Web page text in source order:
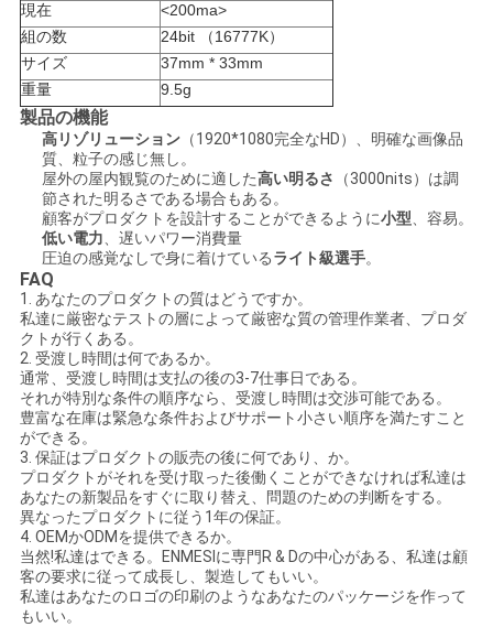
マ
ッ
プ
イ
バ
シ
ー
ポ
リ
シ
ー
現在
<200ma>
組の数
24bit （16777K）
サイズ
37mm * 33mm
重量
9.5g
製品の機能
高リゾリューション（1920*1080完全なHD）、明確な画像品
質、粒子の感じ無し。
屋外の屋内観覧のために適した高い明るさ
（3000nits）は調
節された明るさである場合もある。
顧客がプロダクトを設計することができるように小型、容易。
低い電力、遅いパワー消費量
圧迫の感覚なしで身に着けているライト級選手。
FAQ
1. あなたのプロダクトの質はどうですか。
私達に厳密なテストの層によって厳密な質の管理作業者、プロダ
クトが行くある。
2. 受渡し時間は何であるか。
通常、受渡し時間は支払の後の3-7仕事日である。
それが特別な条件の順序なら、受渡し時間は交渉可能である。
豊富な在庫は緊急な条件およびサポート小さい順序を満たすこと
ができる。
3. 保証はプロダクトの販売の後に何であり、か。
プロダクトがそれを受け取った後働くことができなければ私達は
あなたの新製品をすぐに取り替え、問題のための判断をする。
異なったプロダクトに従う1年の保証。
4. OEMかODMを提供できるか。
当然!私達はできる。ENMESIに専門R & Dの中心がある、私達は顧
客の要求に従って成長し、製造してもいい。
私達はあなたのロゴの印刷のようなあなたのパッケージを作って
もいい。